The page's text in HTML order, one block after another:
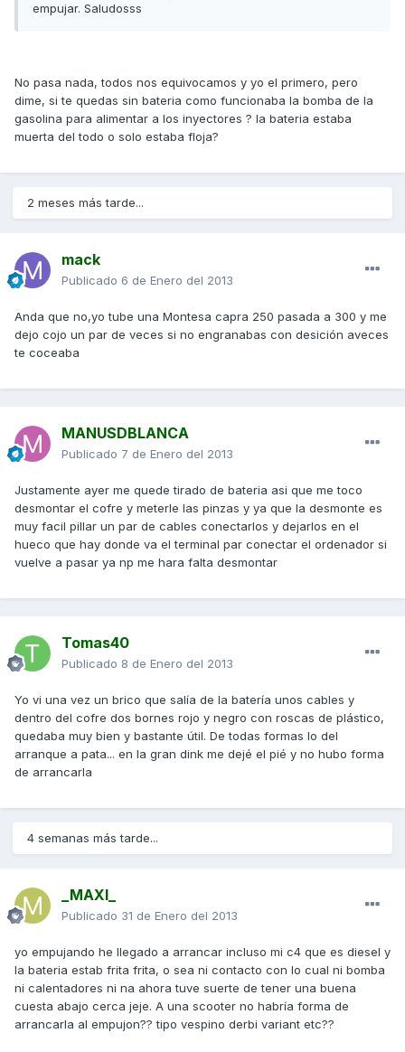
empujar. Saludosss
No pasa nada, todos nos equivocamos y yo el primero, pero
dime, si te quedas sin bateria como funcionaba la bomba de la
gasolina para alimentar a los inyectores ? la bateria estaba
muerta del todo o solo estaba floja?
2 meses más tarde...
mack
Publicado 6 de Enero del 2013
Anda que no,yo tube una Montesa capra 250 pasada a 300 y me
dejo cojo un par de veces si no engranabas con desición aveces
te coceaba
MANUSDBLANCA
Publicado 7 de Enero del 2013
Justamente ayer me quede tirado de bateria asi que me toco
desmontar el cofre y meterle las pinzas y ya que la desmonte es
muy facil pillar un par de cables conectarlos y dejarlos en el
hueco que hay donde va el terminal par conectar el ordenador si
vuelve a pasar ya np me hara falta desmontar
Tomas40
Publicado 8 de Enero del 2013
Yo vi una vez un brico que salía de la batería unos cables y
dentro del cofre dos bornes rojo y negro con roscas de plástico,
quedaba muy bien y bastante útil. De todas formas lo del
arranque a pata... en la gran dink me dejé el pié y no hubo forma
de arrancarla
4 semanas más tarde...
_MAXI_
Publicado 31 de Enero del 2013
yo empujando he llegado a arrancar incluso mi c4 que es diesel y
la bateria estab frita frita, o sea ni contacto con lo cual ni bomba
ni calentadores ni na ahora tuve suerte de tener una buena
cuesta abajo cerca jeje. A una scooter no habría forma de
arrancarla al empujon?? tipo vespino derbi variant etc??